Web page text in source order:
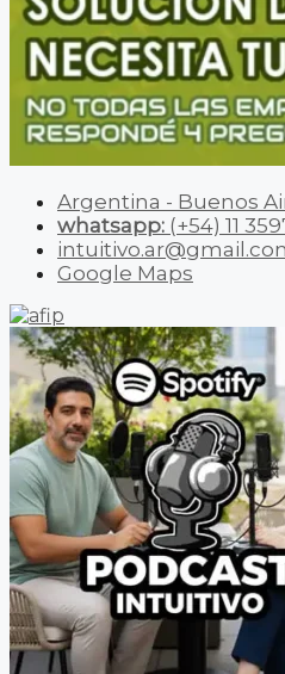
Argentina - Buenos
whatsapp: (+54) 11
Google Maps